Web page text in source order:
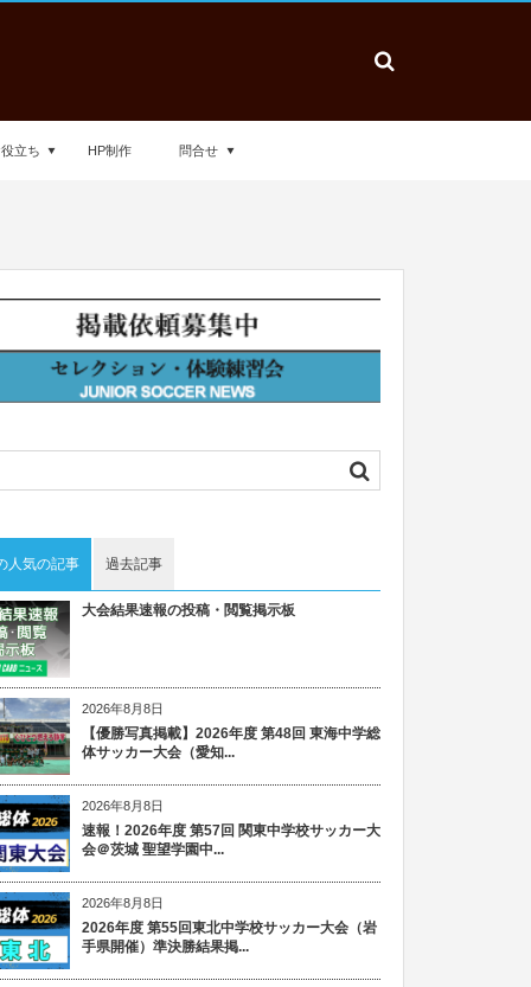
立ち HP制作 問合せ
人気の記事 過去記事
大会結果速報の投稿・閲覧掲示板
2026年8月8日
【優勝写真掲載】2026年度 第48回 東海中学総
体サッカー大会（愛知...
2026年8月8日
速報！2026年度 第57回 関東中学校サッカー大
会＠茨城 聖望学園中...
2026年8月8日
2026年度 第55回東北中学校サッカー大会（岩
手県開催）準決勝結果掲...